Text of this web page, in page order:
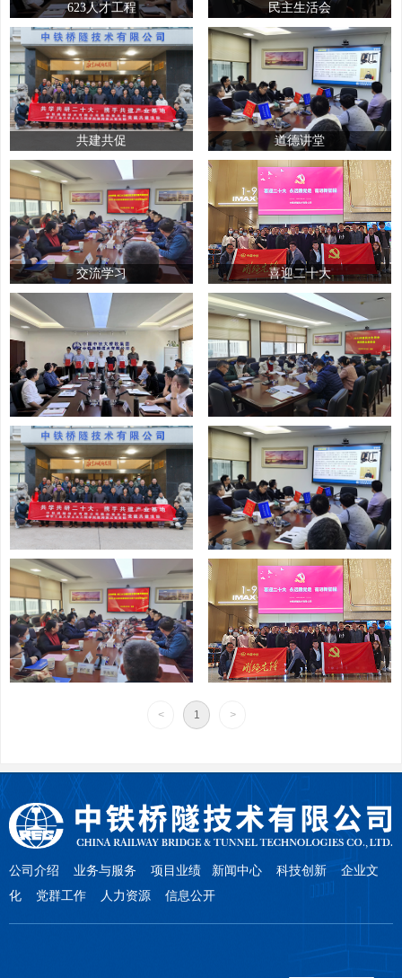
623人才工程 民主生活会
共建共促 道德讲堂
交流学习 喜迎二十大
< 1 >
公司介绍 业务与服务 项目业绩 新闻中心 科技创新企业文
化 党群工作 人力资源 信息公开